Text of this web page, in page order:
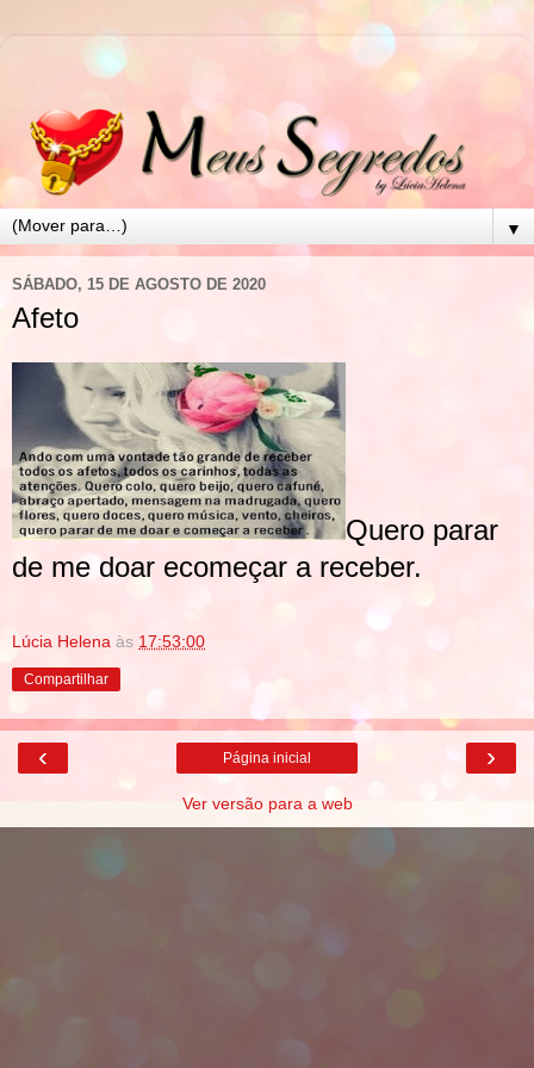
▼
SÁBADO, 15 DE AGOSTO DE 2020
Afeto
Quero parar
de me doar ecomeçar a receber.
Lúcia Helena às 17:53:00
Compartilhar
‹ ›
Página inicial
Ver versão para a web